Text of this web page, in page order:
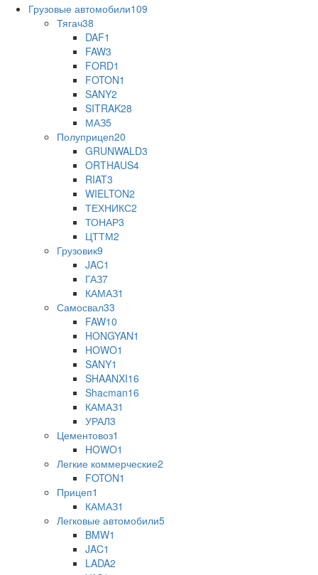
Грузовые автомобили109
Тягач38
DAF1
FAW3
FORD1
FOTON1
SANY2
SITRAK28
МАЗ5
Полуприцеп20
GRUNWALD3
ORTHAUS4
RIAT3
WIELTON2
ТЕХНИКС2
ТОНАР3
ЦТТМ2
Грузовик9
JAC1
ГАЗ7
КАМАЗ1
Самосвал33
FAW10
HONGYAN1
HOWO1
SANY1
SHAANXI16
Shaсman16
КАМАЗ1
УРАЛ3
Цементовоз1
HOWO1
Легкие коммерческие2
FOTON1
Прицеп1
КАМАЗ1
Легковые автомобили5
BMW1
JAC1
LADA2